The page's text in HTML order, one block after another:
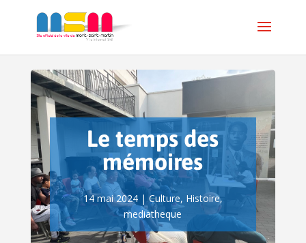
Le temps des
mémoires
14 mai 2024|Culture, Histoire,
mediatheque